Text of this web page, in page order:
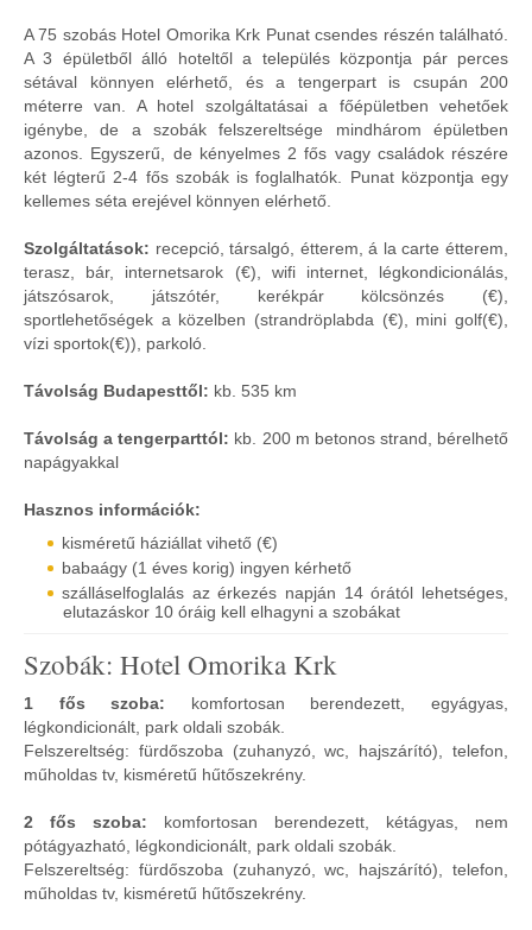
A 75 szobás Hotel Omorika Krk Punat csendes részén található.
A 3 épületből álló hoteltől a település központja pár perces
sétával könnyen elérhető, és a tengerpart is csupán 200
méterre van. A hotel szolgáltatásai a főépületben vehetőek
igénybe, de a szobák felszereltsége mindhárom épületben
azonos. Egyszerű, de kényelmes 2 fős vagy családok részére
két légterű 2-4 fős szobák is foglalhatók. Punat központja egy
kellemes séta erejével könnyen elérhető.
Szolgáltatások: recepció, társalgó, étterem, á la carte étterem,
terasz, bár, internetsarok (€), wifi internet, légkondicionálás,
játszósarok, játszótér, kerékpár kölcsönzés (€),
sportlehetőségek a közelben (strandröplabda (€), mini golf(€),
vízi sportok(€)), parkoló.
Távolság Budapesttől: kb. 535 km
Távolság a tengerparttól: kb. 200 m betonos strand, bérelhető
napágyakkal
Hasznos információk:
kisméretű háziállat vihető (€)
babaágy (1 éves korig) ingyen kérhető
szálláselfoglalás az érkezés napján 14 órától lehetséges,
elutazáskor 10 óráig kell elhagyni a szobákat
Szobák: Hotel Omorika Krk
1 fős szoba: komfortosan berendezett, egyágyas,
légkondicionált, park oldali szobák.
Felszereltség: fürdőszoba (zuhanyzó, wc, hajszárító), telefon,
műholdas tv, kisméretű hűtőszekrény.
2 fős szoba: komfortosan berendezett, kétágyas, nem
pótágyazható, légkondicionált, park oldali szobák.
Felszereltség: fürdőszoba (zuhanyzó, wc, hajszárító), telefon,
műholdas tv, kisméretű hűtőszekrény.